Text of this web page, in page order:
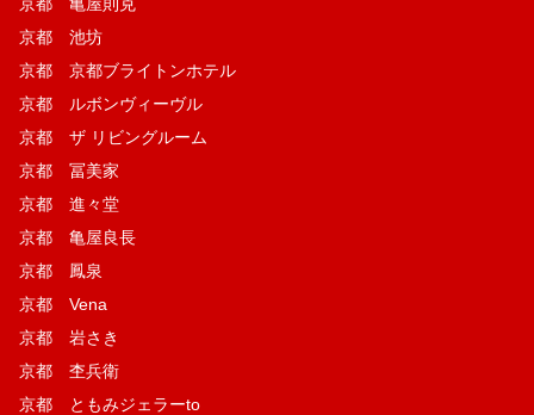
京都 池坊
京都 京都ブライトンホテル
京都 ルボンヴィーヴル
京都 ザ リビングルーム
京都 冨美家
京都 進々堂
京都 亀屋良長
京都 鳳泉
京都 Vena
京都 岩さき
京都 杢兵衛
京都 ともみジェラーto